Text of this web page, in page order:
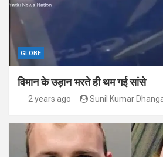
GLOBE
विमान के उड़ान भरते ही थम गई सांसे
2 years ago Sunil Kumar